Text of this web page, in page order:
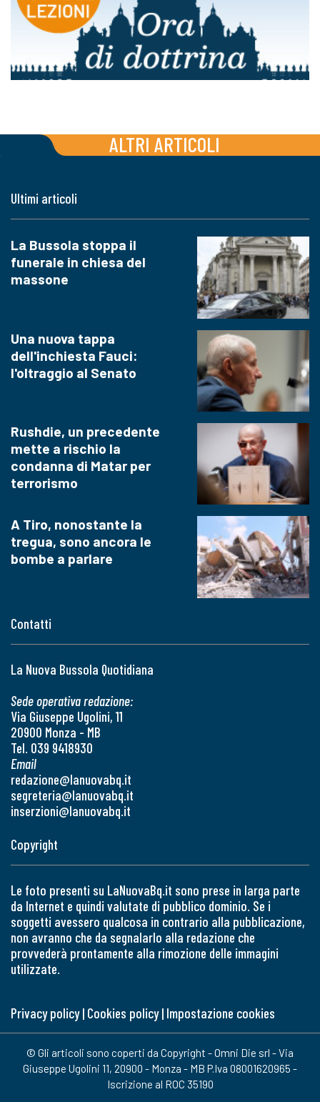
ALTRI ARTICOLI
Contatti
La Nuova Bussola Quotidiana
Sede operativa redazione:
Via Giuseppe Ugolini, 11
20900 Monza - MB
Tel. 039 9418930
Email
redazione@lanuovabq.it
segreteria@lanuovabq.it
inserzioni@lanuovabq.it
Ultimi articoli
La Bussola stoppa il
funerale in chiesa del
massone
Una nuova tappa
dell'inchiesta Fauci:
l'oltraggio al Senato
Rushdie, un precedente
mette a rischio la
condanna di Matar per
terrorismo
A Tiro, nonostante la
tregua, sono ancora le
bombe a parlare
Copyright
Le foto presenti su LaNuovaBq.it sono prese in larga parte
da Internet e quindi valutate di pubblico dominio. Se i
soggetti avessero qualcosa in contrario alla pubblicazione,
non avranno che da segnalarlo alla redazione che
provvederà prontamente alla rimozione delle immagini
utilizzate.
Privacy policy| Cookies policy| Impostazione cookies
© Gli articoli sono coperti da Copyright - Omni Die srl - Via
Giuseppe Ugolini 11, 20900 - Monza - MB P.Iva 08001620965 -
Iscrizione al ROC 35190